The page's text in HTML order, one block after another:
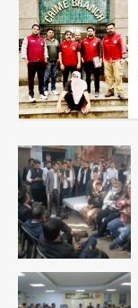
3
4